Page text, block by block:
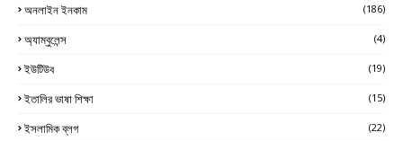
অনলাইন ইনকাম (186)
অ্যাম্বুলেন্স (4)
ইউটিউব (19)
ইতালির ভাষা শিক্ষা (15)
ইসলামিক ব্লগ (22)